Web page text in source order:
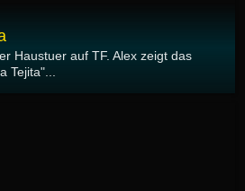
Haustuer auf TF. Alex zeigt das
Tejita"...